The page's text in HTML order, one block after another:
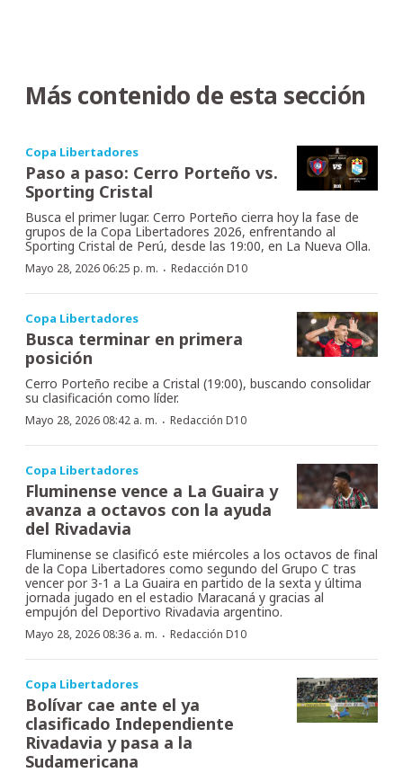
Más contenido de esta sección
Copa Libertadores
Paso a paso: Cerro Porteño vs.
Sporting Cristal
Busca el primer lugar. Cerro Porteño cierra hoy la fase de
grupos de la Copa Libertadores 2026, enfrentando al
Sporting Cristal de Perú, desde las 19:00, en La Nueva Olla.
Mayo 28, 2026 06:25 p. m. · Redacción D10
Copa Libertadores
Busca terminar en primera
posición
Cerro Porteño recibe a Cristal (19:00), buscando consolidar
su clasificación como líder.
Mayo 28, 2026 08:42 a. m. · Redacción D10
Copa Libertadores
Fluminense vence a La Guaira y
avanza a octavos con la ayuda
del Rivadavia
Fluminense se clasificó este miércoles a los octavos de final
de la Copa Libertadores como segundo del Grupo C tras
vencer por 3-1 a La Guaira en partido de la sexta y última
jornada jugado en el estadio Maracaná y gracias al
empujón del Deportivo Rivadavia argentino.
Mayo 28, 2026 08:36 a. m. · Redacción D10
Copa Libertadores
Bolívar cae ante el ya
clasificado Independiente
Rivadavia y pasa a la
Sudamericana